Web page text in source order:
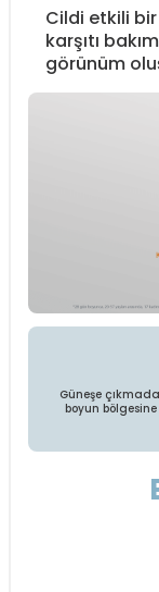
Cildi etkili
karşıtı
görünüm
Güneşe
boyun